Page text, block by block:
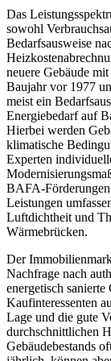
Das
sowohl
Bedarfsausweise
neuere Gebäude
Baujahr vor 1977
meist ein
Energiebedarf auf
Hierbei werden
klimatische
Experten
BAFA-
Leistungen
Luftdichtheit und
Wärmebrücken.
Der
Nachfrage nach
energetisch
Kaufinteressenten
Lage und die gute
durchschnittlichen
Gebäudebestands